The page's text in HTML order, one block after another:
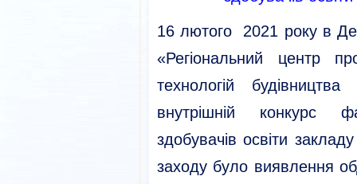
16 лютого 2021 року в
«Регіональний центр
технологій
внутрішній конкурс
здобувачів освіти
заходу було виявлення